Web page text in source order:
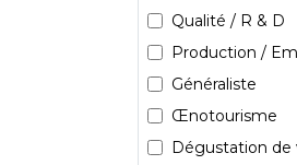
Qualité / R & D
Production /
Généraliste
Œnotourisme
Dégustation de